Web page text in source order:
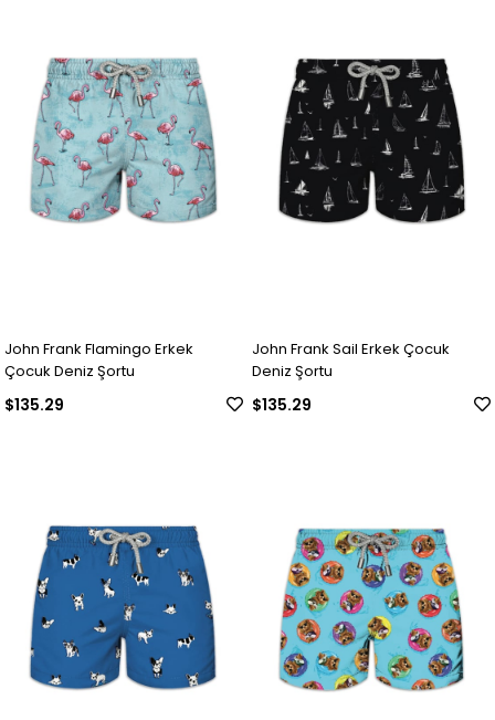
John Frank Flamingo Erkek
Çocuk Deniz Şortu
$135.29
John Frank Sail Erkek Çocuk
Deniz Şortu
$135.29